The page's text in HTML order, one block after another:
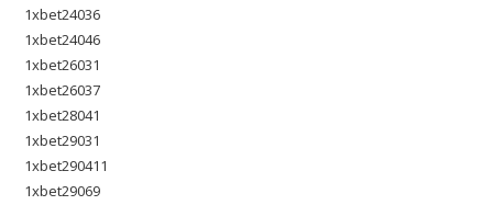
1xbet24036
1xbet24046
1xbet26031
1xbet26037
1xbet28041
1xbet29031
1xbet290411
1xbet29069